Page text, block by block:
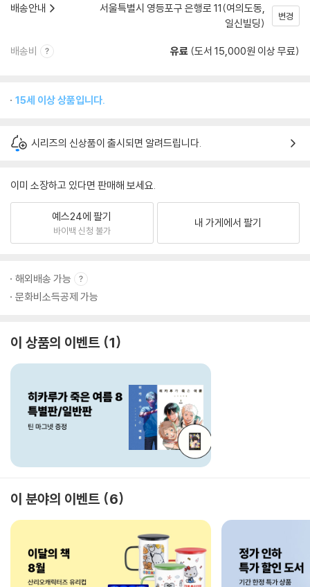
배송안내
서울특별시 영등포구 은행로 11(여의도동,
일신빌딩)
변경
배송비 유료 (도서 15,000원 이상 무료)
15세 이상 상품입니다.
시리즈의 신상품이 출시되면 알려드립니다.
이미 소장하고 있다면 판매해 보세요.
예스24에 팔기
바이백 신청 불가
내 가게에서 팔기
해외배송 가능
문화비소득공제 가능
이 상품의 이벤트 1
이 분야의 이벤트 6